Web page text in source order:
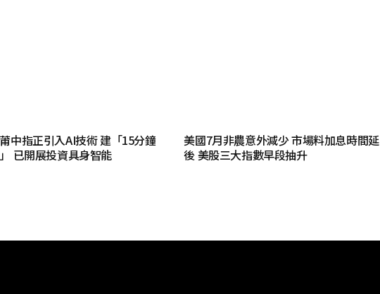
中指正引入AI技術 建「15分鐘
已開展投資具身智能
美國7月非農意外減少 市場料加息時間延
後 美股三大指數早段抽升